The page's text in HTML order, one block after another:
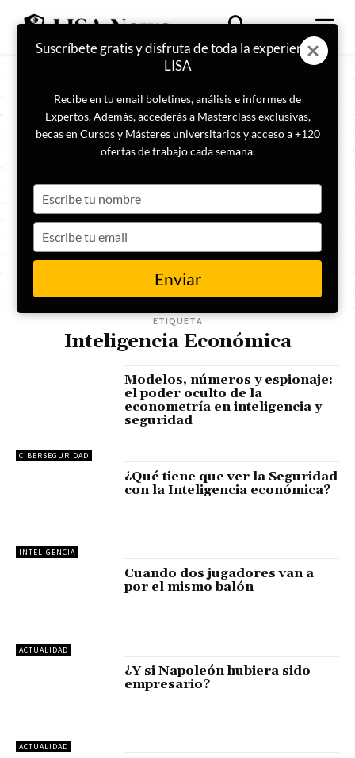
ETIQUETA
Inteligencia Económica
CIBERSEGURIDAD
Modelos, números y espionaje:
el poder oculto de la
econometría en inteligencia y
seguridad
INTELIGENCIA
¿Qué tiene que ver la Seguridad
con la Inteligencia económica?
ACTUALIDAD
Cuando dos jugadores van a
por el mismo balón
ACTUALIDAD
¿Y si Napoleón hubiera sido
empresario?
Suscríbete gratis y disfruta de toda la experiencia
LISA
Recibe en tu email boletines, análisis e informes de
Expertos. Además, accederás a Masterclass exclusivas,
becas en Cursos y Másteres universitarios y acceso a +120
ofertas de trabajo cada semana.
your
name
your
email
Enviar